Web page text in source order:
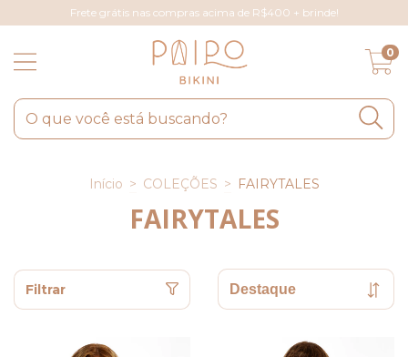
Frete grátis nas compras acima de R$400 + brinde!
0
Início > COLEÇÕES > FAIRYTALES
FAIRYTALES
Filtrar